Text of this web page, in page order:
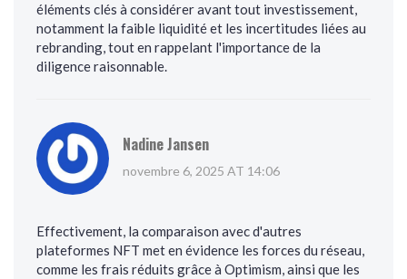
éléments clés à considérer avant tout investissement,
notamment la faible liquidité et les incertitudes liées au
rebranding, tout en rappelant l'importance de la
diligence raisonnable.
Nadine Jansen
novembre 6, 2025 AT 14:06
Effectivement, la comparaison avec d'autres
plateformes NFT met en évidence les forces du réseau,
comme les frais réduits grâce à Optimism, ainsi que les